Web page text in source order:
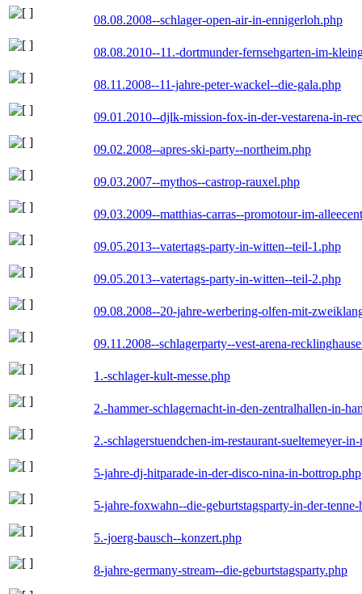
08.08.2008--schlager-open-air-in-ennigerloh.php
08.08.2010--11.-dortmunder-fernsehgarten-im-
08.11.2008--11-jahre-peter-wackel--die-gala.php
09.01.2010--djlk-mission-fox-in-der-vestarena-in-
09.02.2008--apres-ski-party--northeim.php
09.03.2007--mythos--castrop-rauxel.php
09.03.2009--matthias-carras--promotour-im-
09.05.2013--vatertags-party-in-witten--teil-1.php
09.05.2013--vatertags-party-in-witten--teil-2.php
09.08.2008--20-jahre-werbering-olfen-mit-
09.11.2008--schlagerparty--vest-arena-
1.-schlager-kult-messe.php
2.-hammer-schlagernacht-in-den-zentralhallen-in-
2.-schlagerstuendchen-im-restaurant-sueltemeyer-
5-jahre-dj-hitparade-in-der-disco-nina-in-bottrop.php
5-jahre-foxwahn--die-geburtstagsparty-in-der-tenne-
5.-joerg-bausch--konzert.php
8-jahre-germany-stream--die-geburtstagsparty.php